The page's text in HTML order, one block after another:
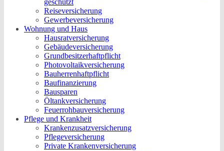
geschützt
Reiseversicherung
Gewerbeversicherung
Wohnung und Haus
Hausratversicherung
Gebäudeversicherung
Grundbesitzerhaftpflicht
Photovoltaikversicherung
Bauherrenhaftpflicht
Baufinanzierung
Bausparen
Öltankversicherung
Feuerrohbauversicherung
Pflege und Krankheit
Krankenzusatzversicherung
Pflegeversicherung
Private Krankenversicherung